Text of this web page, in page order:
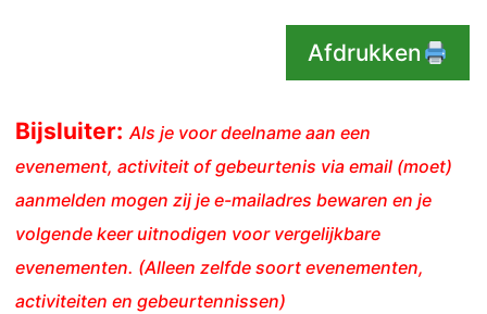
Afdrukken
Bijsluiter: Als je voor deelname aan een
evenement, activiteit of gebeurtenis via email (moet)
aanmelden mogen zij je e-mailadres bewaren en je
volgende keer uitnodigen voor vergelijkbare
evenementen. (Alleen zelfde soort evenementen,
activiteiten en gebeurtennissen)